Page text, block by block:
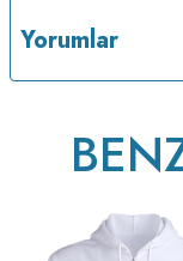
Yorumlar